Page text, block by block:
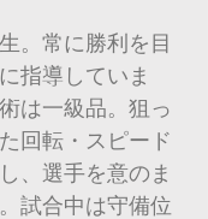
。常に勝利を目
指導していま
は一級品。狙っ
回転・スピード
、選手を意のま
試合中は守備位